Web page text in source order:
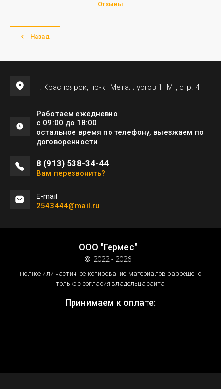
Отзывы
Назад
г. Красноярск, пр-кт Металлургов 1 "М", стр. 4
Работаем ежедневно
с 09:00 до 18:00
остальное время по телефону, выезжаем по
договоренности
8 (913) 538-34-44
Вам перезвонить?
Е-mail
2543444@mail.ru
ООО "Гермес"
© 2022 - 2026
Полное или частичное копирование материалов разрешено
только с согласия владельца сайта
Принимаем к оплате: